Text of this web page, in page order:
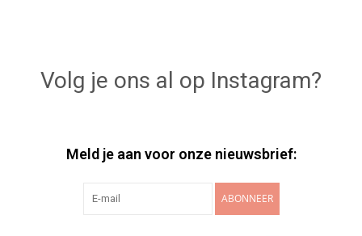
Volg je ons al op Instagram?
Meld je aan voor onze nieuwsbrief:
ABONNEER